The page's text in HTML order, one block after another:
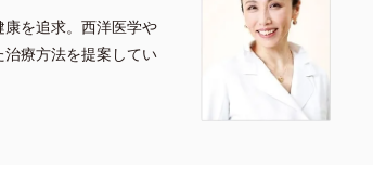
を追求。西洋医学や
療方法を提案してい